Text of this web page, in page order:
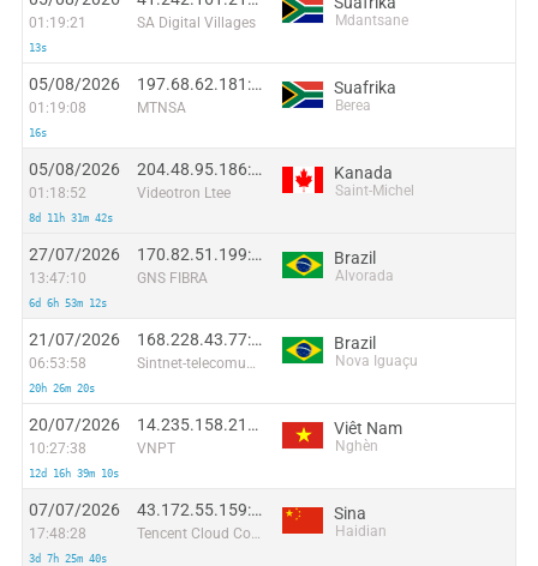
01:19:21
13s
SA Digital Villages Mdantsane
05/08/2026
01:19:08
16s
197.68.62.181:49024
MTNSA
Suafrika
Berea
05/08/2026
01:18:52
8d 11h 31m 42s
204.48.95.186:56905
Videotron Ltee
Kanada
Saint-Michel
27/07/2026
13:47:10
6d 6h 53m 12s
170.82.51.199:63523
GNS FIBRA
Brazil
Alvorada
21/07/2026
06:53:58
20h 26m 20s
168.228.43.77:56088
Sintnet-telecomunicacoes E Informatica Ltda
Brazil
Nova Iguaçu
20/07/2026
10:27:38
12d 16h 39m 10s
14.235.158.212:49844
VNPT
Viêt Nam
Nghèn
07/07/2026
17:48:28
3d 7h 25m 40s
43.172.55.159:36691
Tencent Cloud Computing (Beijing) Co
Sina
Haidian